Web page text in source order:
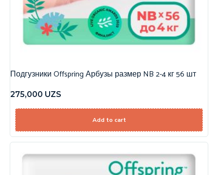
Подгузники Offspring Арбузы размер NB 2-4 кг 56 шт
275,000 UZS
Add to cart